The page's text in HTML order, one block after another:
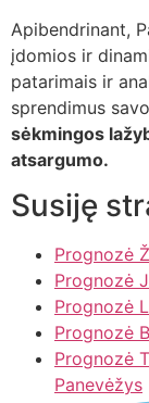
Apibendrinant,
įdomios ir
patarimais ir
sprendimus
sėkmingos
atsargumo.
Susiję
Prognozė
Prognozė
Prognozė
Prognozė
Prognozė
Panevėžys